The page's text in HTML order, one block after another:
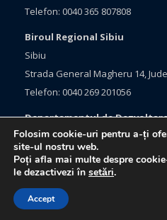
Telefon: 0040 365 807808
Biroul Regional Sibiu
Sibiu
Strada General Magheru 14,
Telefon: 0040 269 201056
Departamentul de
Brasov, Bulevardul Eroilor 33
Judetul Brasov
Telefon: 0040 368 415760
Folosim cookie-uri pentru a-ți
site-ul nostru web.
Poți afla mai multe despre
le dezactivezi în setări.
Accept